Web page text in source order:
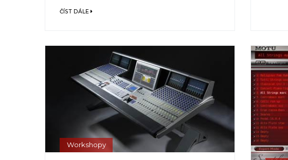
ČÍST DÁLE
Workshopy